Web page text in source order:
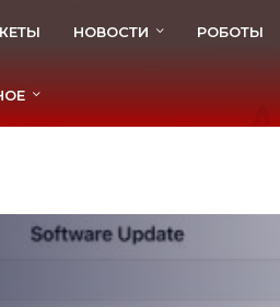
НОВОСТИ РОБОТЫ